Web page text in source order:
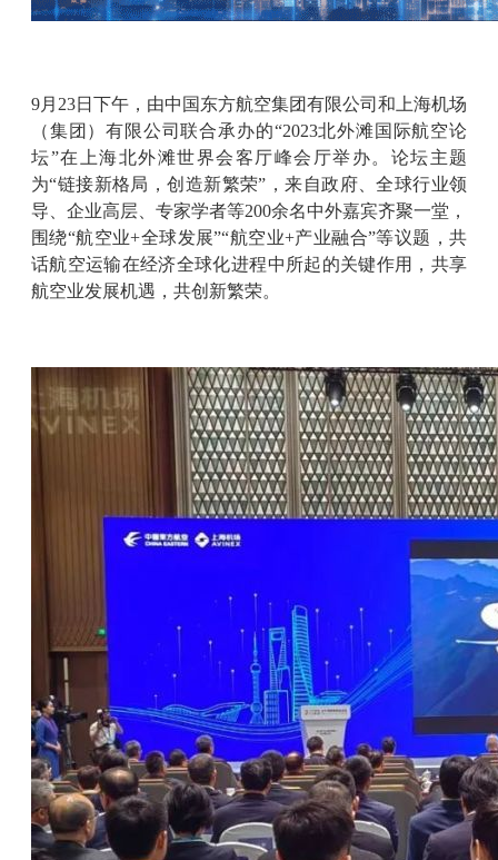
9月23日下午，由中国东方航空集团有限公司和上海机场
（集团）有限公司联合承办的“2023北外滩国际航空论
坛”在上海北外滩世界会客厅峰会厅举办。论坛主题
为“链接新格局，创造新繁荣”，来自政府、全球行业领
导、企业高层、专家学者等200余名中外嘉宾齐聚一堂，
围绕“航空业+全球发展”“航空业+产业融合”等议题，共
话航空运输在经济全球化进程中所起的关键作用，共享
航空业发展机遇，共创新繁荣。